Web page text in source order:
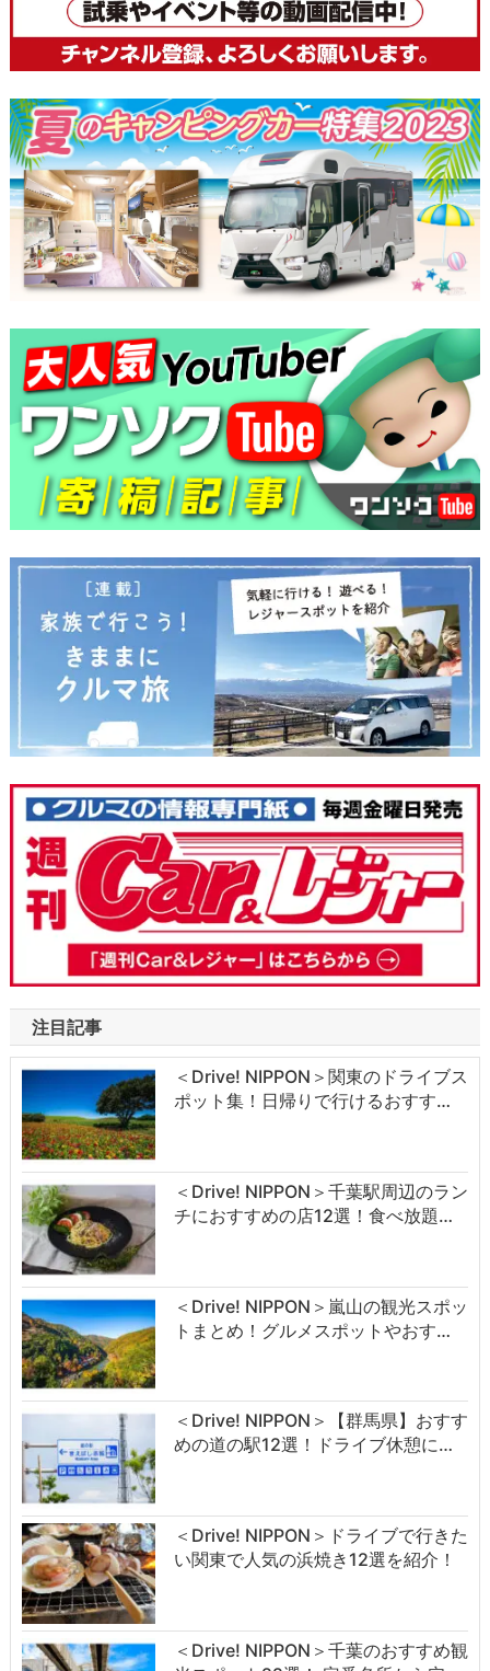
注目記事
＜Drive! NIPPON＞関東のドライブス
ポット集！日帰りで行けるおすす…
＜Drive! NIPPON＞千葉駅周辺のラン
チにおすすめの店12選！食べ放題…
＜Drive! NIPPON＞嵐山の観光スポッ
トまとめ！グルメスポットやおす…
＜Drive! NIPPON＞【群馬県】おすす
めの道の駅12選！ドライブ休憩に…
＜Drive! NIPPON＞ドライブで行きた
い関東で人気の浜焼き12選を紹介！
＜Drive! NIPPON＞千葉のおすすめ観